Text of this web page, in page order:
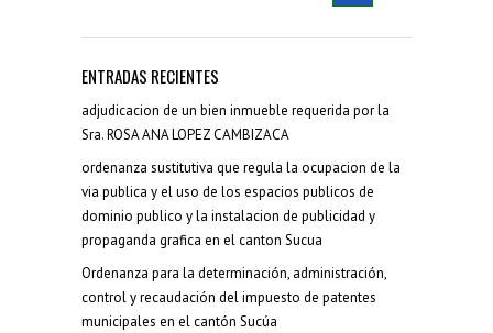
ENTRADAS RECIENTES
adjudicacion de un bien inmueble requerida por la
Sra. ROSA ANA LOPEZ CAMBIZACA
ordenanza sustitutiva que regula la ocupacion de la
via publica y el uso de los espacios publicos de
dominio publico y la instalacion de publicidad y
propaganda grafica en el canton Sucua
Ordenanza para la determinación, administración,
control y recaudación del impuesto de patentes
municipales en el cantón Sucúa